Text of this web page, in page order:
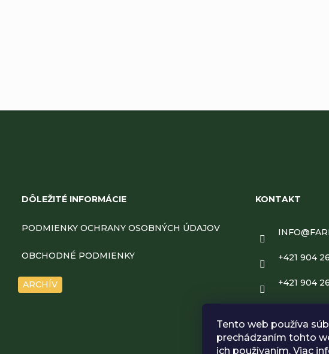
Tento web používa
prechádzaním tohto
ich používaním. Viac
DÔLEŽITÉ INFORMÁCIE
PODMIENKY OCHRANY OSOBNÝCH ÚDAJOV
OBCHODNÉ PODMIENKY
ARCHÍV
KONTAKT
INFO@
+421 904
+421 904